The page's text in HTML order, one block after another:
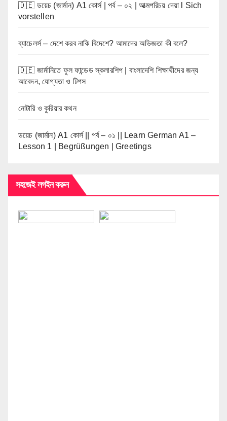
🇩🇪 ডয়েচ (জার্মান) A1 কোর্স | পর্ব – ০২ | আত্মপরিচয় দেয়া l Sich
vorstellen
ব্যাচেলর্স – দেশে করব নাকি বিদেশে? আমাদের অভিজ্ঞতা কী বলে?
🇩🇪 জার্মানিতে ফুল ফান্ডেড স্কলারশিপ | বাংলাদেশি শিক্ষার্থীদের জন্য
আবেদন, যোগ্যতা ও টিপস
নোটারি ও কুরিয়ার কথন
ডয়েচ (জার্মান) A1 কোর্স || পর্ব – ০১ || Learn German A1 –
Lesson 1 | Begrüßungen | Greetings
সহজেই লগইন করুন